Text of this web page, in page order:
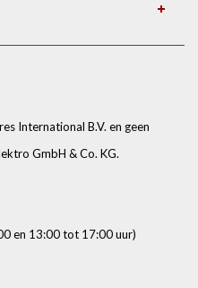
International B.V. en geen
GmbH & Co. KG.
en 13:00 tot 17:00 uur)